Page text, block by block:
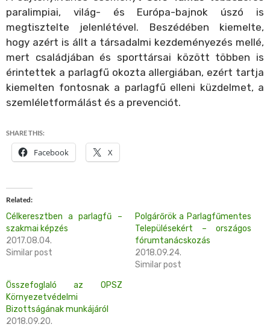
paralimpiai, világ- és Európa-bajnok úszó is
megtisztelte jelenlétével. Beszédében kiemelte,
hogy azért is állt a társadalmi kezdeményezés mellé,
mert családjában és sporttársai között többen is
érintettek a parlagfű okozta allergiában, ezért tartja
kiemelten fontosnak a parlagfű elleni küzdelmet, a
szemléletformálást és a prevenciót.
SHARE THIS:
Facebook X
Related
Célkeresztben a parlagfű –
szakmai képzés
2017.08.04.
Similar post
Polgárőrök a Parlagfűmentes
Településekért – országos
fórumtanácskozás
2018.09.24.
Similar post
Összefoglaló az OPSZ
Környezetvédelmi
Bizottságának munkájáról
2018.09.20.